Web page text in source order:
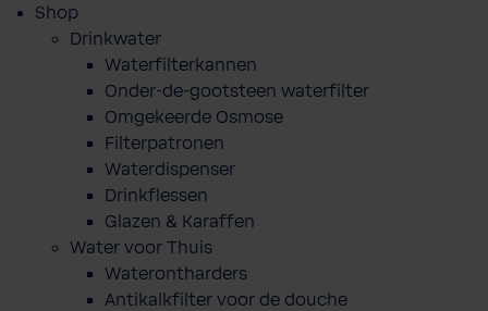
Shop
Drinkwater
Waterfilterkannen
Onder-de-gootsteen waterfilter
Omgekeerde Osmose
Filterpatronen
Waterdispenser
Drinkflessen
Glazen & Karaffen
Water voor Thuis
Waterontharders
Antikalkfilter voor de douche